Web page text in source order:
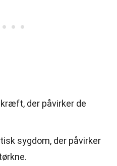
der påvirker de
sygdom, der påvirker